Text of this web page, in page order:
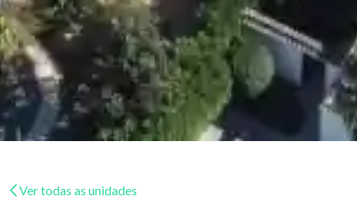
Ver todas as unidades